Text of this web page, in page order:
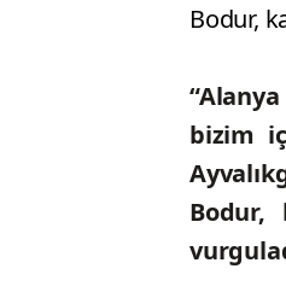
Bodur,
bizim